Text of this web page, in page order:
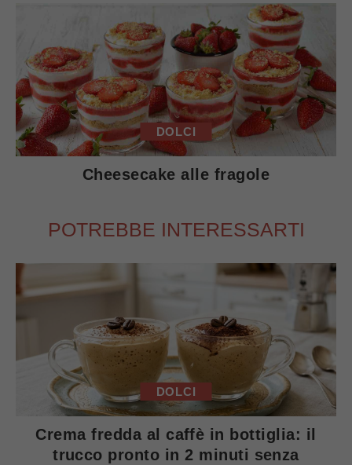
DOLCI
Cheesecake alle fragole
POTREBBE INTERESSARTI
DOLCI
Crema fredda al caffè in bottiglia: il
trucco pronto in 2 minuti senza